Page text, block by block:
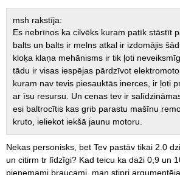
msh rakstīja:
Es nebrīnos ka cilvēks kuram patīk stāstīt
balts un balts ir melns atkal ir izdomājis
kloķa klaņa mehānisms ir tik ļoti
tādu ir visas iespējas pārdzīvot
kuram nav tevis piesauktās inerces, ir ļoti
ar īsu resursu. Un cenas tev ir
esi baltrocītis kas grib parastu mašīnu
kruto, ieliekot iekšā jaunu motoru.
Nekas personisks, bet Tev pastāv tikai 2.0
un citirm tr līdzīgi? Kad teicu ka daži 0,9 un
pieņemami braucami, man stipri